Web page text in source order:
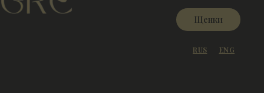
Щенки
RUS ENG